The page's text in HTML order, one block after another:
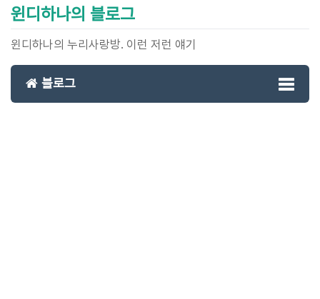
윈디하나의 블로그
윈디하나의 누리사랑방. 이런 저런 얘기
블로그